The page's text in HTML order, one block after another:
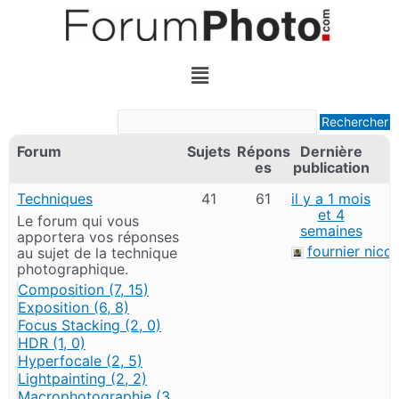
Forum Sujets Répons
es
Dernière
publication
Techniques
Le forum qui vous
apportera vos réponses
au sujet de la technique
photographique.
Composition (7, 15)
Exposition (6, 8)
Focus Stacking (2, 0)
HDR (1, 0)
Hyperfocale (2, 5)
Lightpainting (2, 2)
41 61
il y a 1 mois
et 4
semaines
fournier